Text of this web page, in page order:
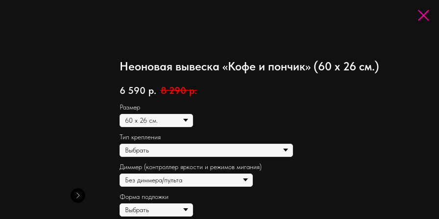
Неоновая вывеска «Кофе и пончик» (60 х 26 см.)
6 590 р. 8 290 р.
Размер
Тип крепления
Диммер (контроллер яркости и режимов мигания)
Форма подложки